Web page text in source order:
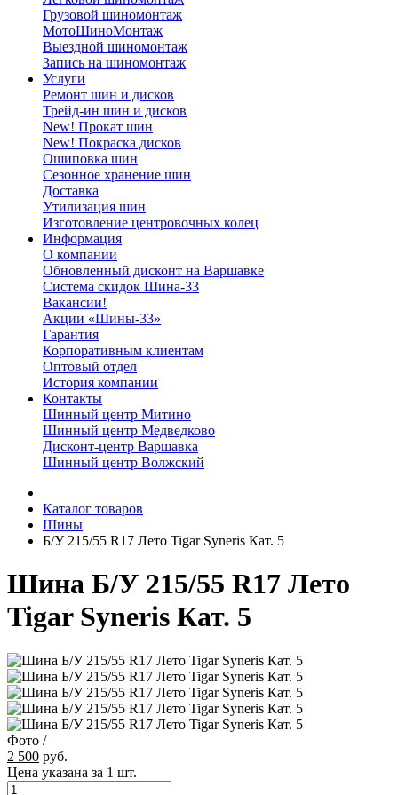
Грузовой шиномонтаж
МотоШиноМонтаж
Выездной шиномонтаж
Запись на шиномонтаж
Услуги
Ремонт шин и дисков
Трейд-ин шин и дисков
New! Прокат шин
New! Покраска дисков
Ошиповка шин
Сезонное хранение шин
Доставка
Утилизация шин
Изготовление центровочных колец
Информация
О компании
Обновленный дисконт на Варшавке
Система скидок Шина-33
Вакансии!
Акции «Шины-33»
Гарантия
Корпоративным клиентам
Оптовый отдел
История компании
Контакты
Шинный центр Митино
Шинный центр Медведково
Дисконт-центр Варшавка
Шинный центр Волжский
Каталог товаров
Шины
Б/У 215/55 R17 Лето Tigar Syneris Кат. 5
Шина Б/У 215/55 R17 Лето
Tigar Syneris Кат. 5
Фото /
2 500 руб.
Цена указана за 1 шт.